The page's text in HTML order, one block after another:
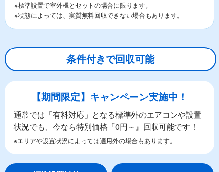
※標準設置で室外機とセットの場合に限ります。
※状態によっては、実質無料回収できない場合もあります。
条件付きで回収可能
【期間限定】キャンペーン実施中！
通常では「有料対応」となる標準外のエアコンや設置
状況でも、今なら特別価格『0円～』回収可能です！
※エリアや設置状況によっては適用外の場合もあります。